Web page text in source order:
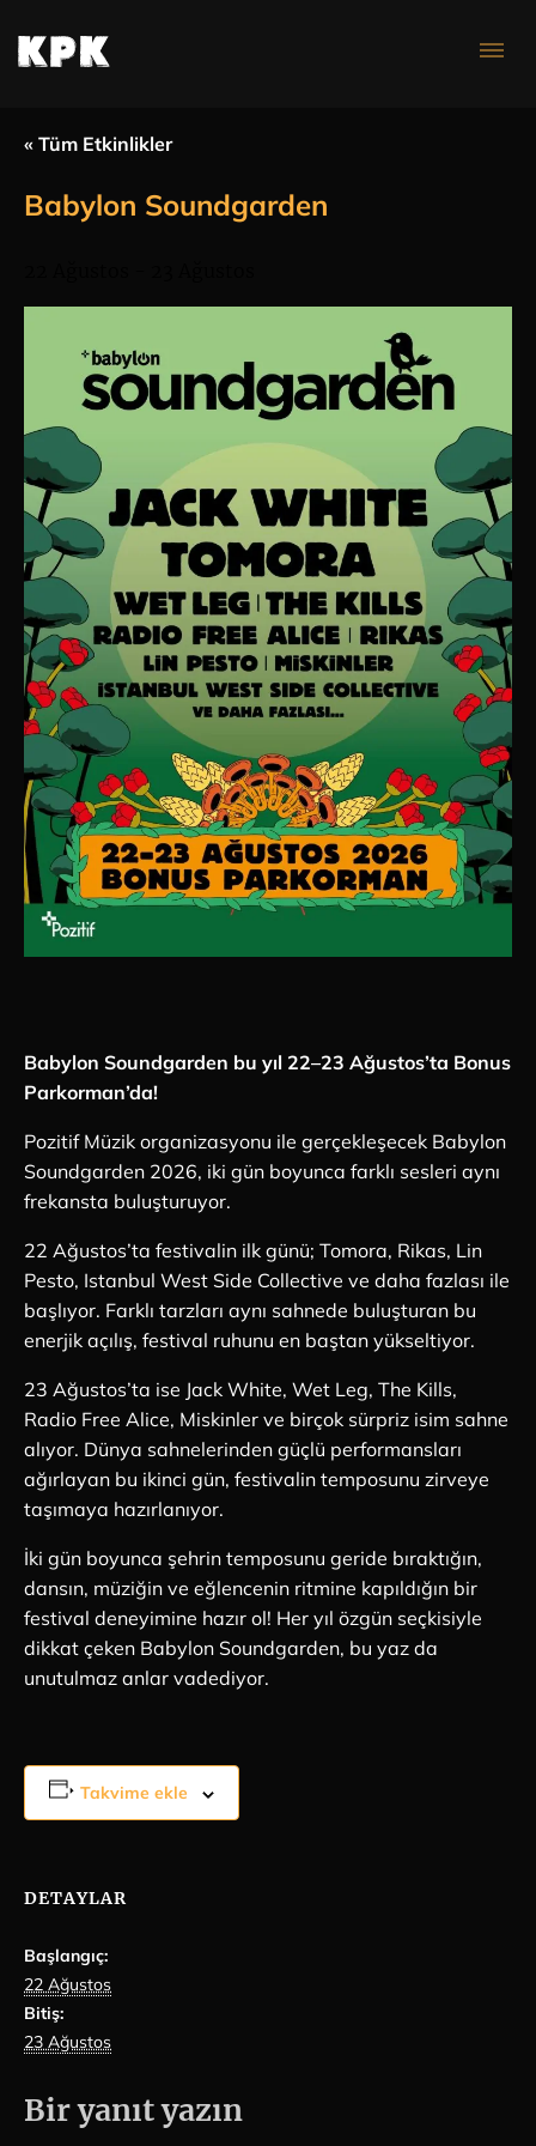
« Tüm Etkinlikler
Babylon Soundgarden
Babylon Soundgarden bu yıl 22–23 Ağustos’ta Bonus
Parkorman’da!
Pozitif Müzik organizasyonu ile gerçekleşecek Babylon
Soundgarden 2026, iki gün boyunca farklı sesleri aynı
frekansta buluşturuyor.
22 Ağustos’ta festivalin ilk günü; Tomora, Rikas, Lin
Pesto, Istanbul West Side Collective ve daha fazlası ile
başlıyor. Farklı tarzları aynı sahnede buluşturan bu
enerjik açılış, festival ruhunu en baştan yükseltiyor.
23 Ağustos’ta ise Jack White, Wet Leg, The Kills,
Radio Free Alice, Miskinler ve birçok sürpriz isim sahne
alıyor. Dünya sahnelerinden güçlü performansları
ağırlayan bu ikinci gün, festivalin temposunu zirveye
taşımaya hazırlanıyor.
İki gün boyunca şehrin temposunu geride bıraktığın,
dansın, müziğin ve eğlencenin ritmine kapıldığın bir
festival deneyimine hazır ol! Her yıl özgün seçkisiyle
dikkat çeken Babylon Soundgarden, bu yaz da
unutulmaz anlar vadediyor.
Takvime ekle
DETAYLAR
Başlangıç:
22 Ağustos
Bitiş:
23 Ağustos
Bir yanıt yazın